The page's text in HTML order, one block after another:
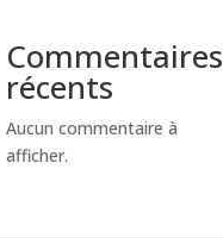
Commentaires
récents
Aucun commentaire à
afficher.